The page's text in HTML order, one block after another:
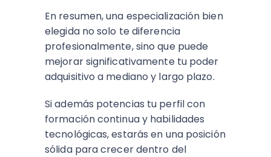
En resumen, una especialización bien
elegida no solo te diferencia
profesionalmente, sino que puede
mejorar significativamente tu poder
adquisitivo a mediano y largo plazo.
Si además potencias tu perfil con
formación continua y habilidades
tecnológicas, estarás en una posición
sólida para crecer dentro del